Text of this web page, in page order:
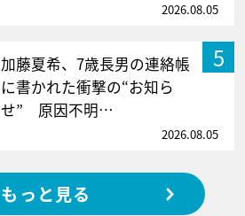
2026.08.05
5
加藤夏希、7歳長男の連絡帳
に書かれた衝撃の“お知ら
せ” 原因不明…
2026.08.05
もっと見る